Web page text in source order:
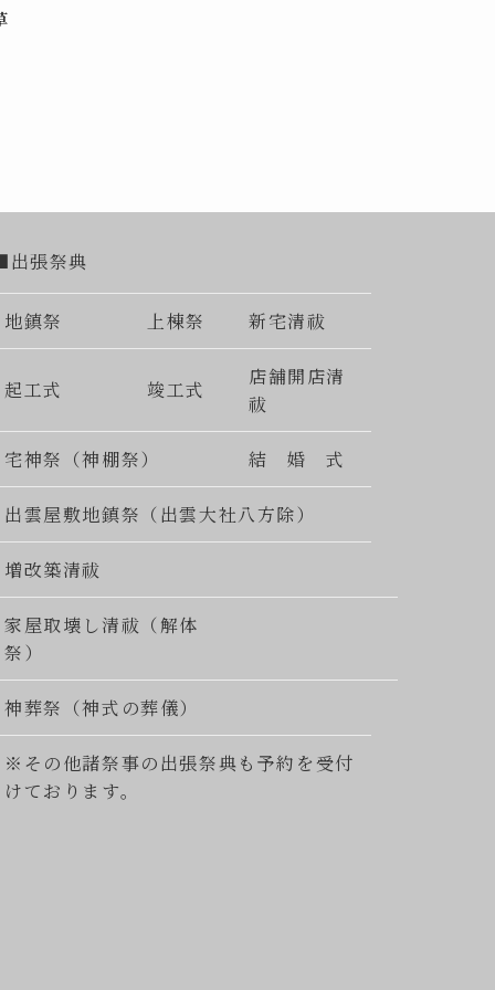
張祭典
地鎮祭 上棟祭 新宅清祓
起工式 竣工式
店舗開店清
祓
宅神祭（神棚祭） 結 婚 式
出雲屋敷地鎮祭（出雲大社八方除）
増改築清祓
家屋取壊し清祓（解体
祭）
神葬祭（神式の葬儀）
※その他諸祭事の出張祭典も予約を受付
けております。